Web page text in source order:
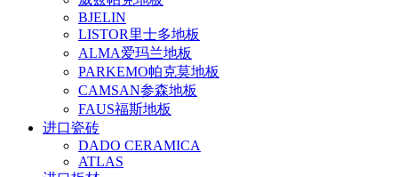
BJELIN
LISTOR里士多地板
ALMA爱玛兰地板
PARKEMO帕克莫地板
CAMSAN参森地板
FAUS福斯地板
进口瓷砖
DADO CERAMICA
ATLAS